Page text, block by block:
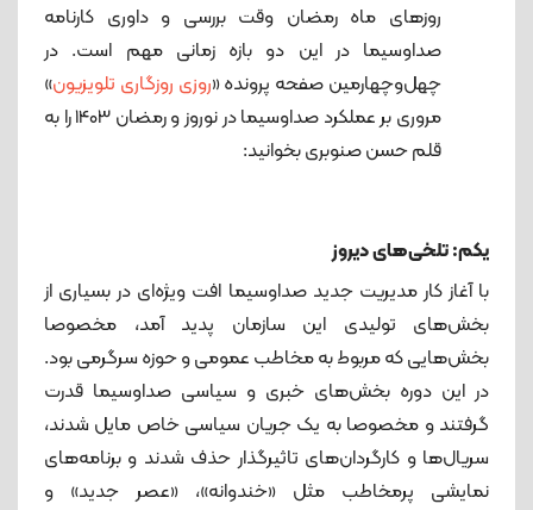
روزهای ماه رمضان وقت بررسی و داوری کارنامه
صداوسیما در این دو بازه زمانی مهم است. در
چهل‌وچهارمین صفحه پرونده «روزی روزگاری تلویزیون»
مروری بر عملکرد صداوسیما در نوروز و رمضان 1403 را به
قلم حسن صنوبری بخوانید:
یکم: تلخی‌های دیروز
با آغاز کار مدیریت جدید صداوسیما افت ویژه‌ای در بسیاری از
بخش‌های تولیدی این سازمان پدید آمد، مخصوصا
بخش‌هایی که مربوط به مخاطب عمومی و حوزه سرگرمی بود.
در این دوره بخش‌های خبری و سیاسی صداوسیما قدرت
گرفتند و مخصوصا به یک جریان سیاسی خاص مایل شدند،
سریال‌ها و کارگردان‌های تاثیرگذار حذف شدند و برنامه‌های
نمایشی پرمخاطب مثل «خندوانه»، «عصر جدید» و